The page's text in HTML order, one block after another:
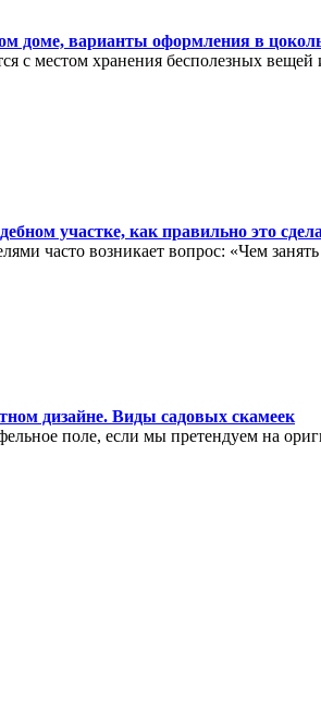
доме, варианты оформления в
с местом хранения бесполезных вещей
участке, как правильно это
часто возникает вопрос: «Чем занять
дизайне. Виды садовых скамеек
поле, если мы претендуем на